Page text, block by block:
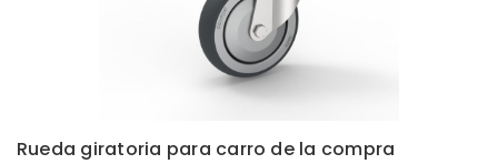
Rueda giratoria para carro de la compra